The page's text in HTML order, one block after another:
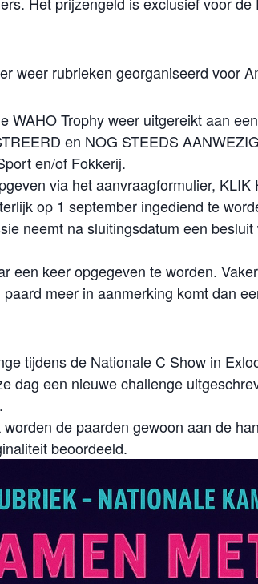
weer rubrieken georganiseerd voor
WAHO Trophy weer uitgereikt aan
en NOG STEEDS
en/of Fokkerij.
via het aanvraagformulier, KLIK
op 1 september ingediend te
neemt na sluitingsdatum een
een keer opgegeven te worden.
meer in aanmerking komt dan
tijdens de Nationale C Show in
dag een nieuwe challenge
de paarden gewoon aan de
beoordeeld.